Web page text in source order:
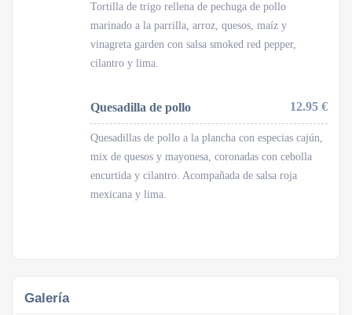
Tortilla de trigo rellena de pechuga de pollo
marinado a la parrilla, arroz, quesos, maíz y
vinagreta garden con salsa smoked red pepper,
cilantro y lima.
Quesadilla de pollo 12.95 €
Quesadillas de pollo a la plancha con especias cajún,
mix de quesos y mayonesa, coronadas con cebolla
encurtida y cilantro. Acompañada de salsa roja
mexicana y lima.
Galería